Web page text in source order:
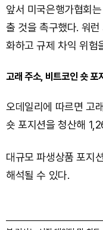
앞서 미국은행가협회
출 것을 촉구했다. 워
화하고 규제 차익 위험
고래 주소, 비트코인 숏
오데일리에 따르면 고
숏 포지션을 청산해
대규모 파생상품 포지
해석될 수 있다.